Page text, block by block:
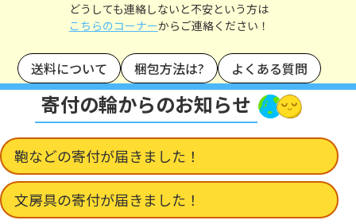
どうしても連絡しないと不安という方は
こちらのコーナーからご連絡ください！
送料について 梱包方法は? よくある質問
寄付の輪からのお知らせ
鞄などの寄付が届きました！
文房具の寄付が届きました！